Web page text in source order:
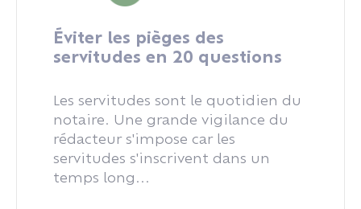
Éviter les pièges des
servitudes en 20 questions
Les servitudes sont le quotidien du
notaire. Une grande vigilance du
rédacteur s'impose car les
servitudes s'inscrivent dans un
temps long...